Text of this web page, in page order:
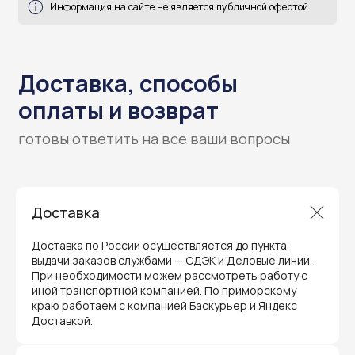
Доставка
Доставка по России осуществляется до пункта
выдачи заказов службами — СДЭК и Деловые линии.
При необходимости можем рассмотреть работу с
иной транспортной компанией. По приморскому
краю работаем с компанией Баскурьер и Яндекс
Доставкой.
Гарантия и поддержка
Мы предлагаем полный послепродажный
сервис для торгового оборудования,
видеонаблюдения и онлайн-касс. Все
устройства, купленные у нас, покрываются
гарантией производителя и обслуживаются
через официальные сервисные центры
в Приморском крае.
ремонт и сервис